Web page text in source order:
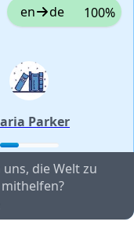
en de 100%
Parker
die Welt zu